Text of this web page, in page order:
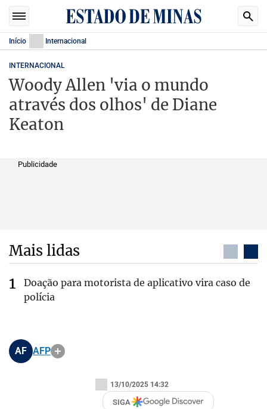
Início Internacional
INTERNACIONAL
Woody Allen 'via o mundo
através dos olhos' de Diane
Keaton
Publicidade
Mais lidas
Doação para motorista de aplicativo vira caso de
polícia
AF AFP
13/10/2025 14:32
SIGA